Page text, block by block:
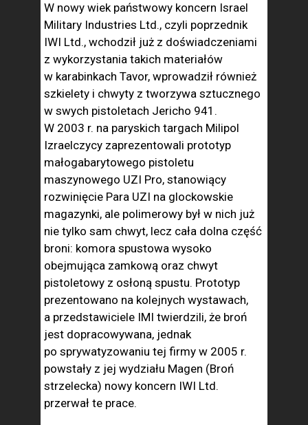
W nowy wiek państwowy koncern Israel
Military Industries Ltd., czyli poprzednik
IWI Ltd., wchodził już z doświadczeniami
z wykorzystania takich materiałów
w karabinkach Tavor, wprowadził również
szkielety i chwyty z tworzywa sztucznego
w swych pistoletach Jericho 941.
W 2003 r. na paryskich targach Milipol
Izraelczycy zaprezentowali prototyp
małogabarytowego pistoletu
maszynowego UZI Pro, stanowiący
rozwinięcie Para UZI na glockowskie
magazynki, ale polimerowy był w nich już
nie tylko sam chwyt, lecz cała dolna część
broni: komora spustowa wysoko
obejmująca zamkową oraz chwyt
pistoletowy z osłoną spustu. Prototyp
prezentowano na kolejnych wystawach,
a przedstawiciele IMI twierdzili, że broń
jest dopracowywana, jednak
po sprywatyzowaniu tej firmy w 2005 r.
powstały z jej wydziału Magen (Broń
strzelecka) nowy koncern IWI Ltd.
przerwał te prace.